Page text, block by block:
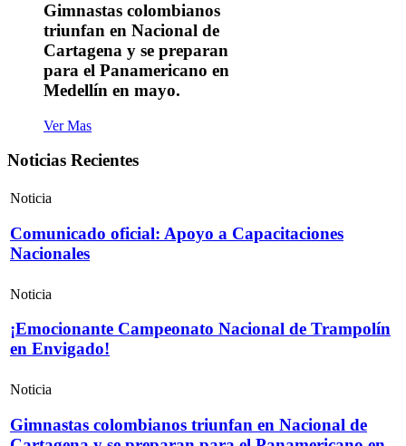
Gimnastas colombianos
triunfan en Nacional de
Cartagena y se preparan
para el Panamericano en
Medellín en mayo.
Ver Mas
Noticias Recientes
Noticia
Comunicado oficial: Apoyo a Capacitaciones
Nacionales
Noticia
¡Emocionante Campeonato Nacional de Trampolín
en Envigado!
Noticia
Gimnastas colombianos triunfan en Nacional de